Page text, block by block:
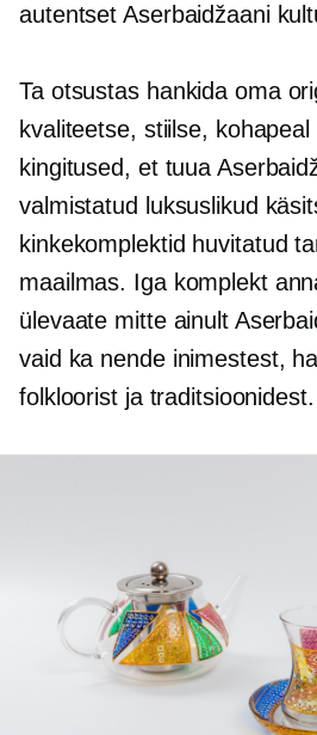
autentset Aserbaidžaani
Ta otsustas hankida oma
kvaliteetse, stiilse,
kingitused, et tuua
valmistatud luksuslikud
kinkekomplektid huvitatud
maailmas. Iga komplekt
ülevaate mitte ainult
vaid ka nende inimestest,
folkloorist ja traditsioonidest.